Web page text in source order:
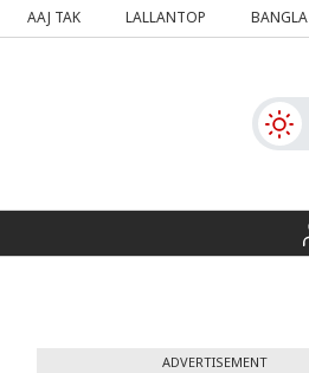
AAJ TAK LALLANTOP BANGLA
ADVERTISEMENT